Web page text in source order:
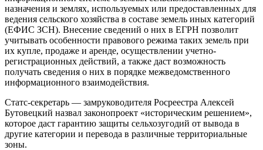
назначения и землях, используемых или предоставленных для
ведения сельского хозяйства в составе земель иных категорий
(ЕФИС ЗСН). Внесение сведений о них в ЕГРН позволит
учитывать особенности правового режима таких земель при
их купле, продаже и аренде, осуществлении учетно-
регистрационных действий, а также даст возможность
получать сведения о них в порядке межведомственного
информационного взаимодействия.
Статс-секретарь — замруководителя Росреестра Алексей
Бутовецкий назвал законопроект «историческим решением»,
которое даст гарантию защиты сельхозугодий от вывода в
другие категории и перевода в различные территориальные
зоны.